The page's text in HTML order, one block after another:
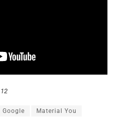
Google Material You